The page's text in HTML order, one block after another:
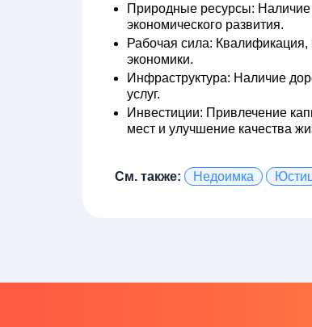
Природные ресурсы:
экономического развития.
Рабочая сила: Квалификация,
экономики.
Инфраструктура: Наличие
услуг.
Инвестиции: Привлечение
мест и улучшение качества
См. также: Недоимка